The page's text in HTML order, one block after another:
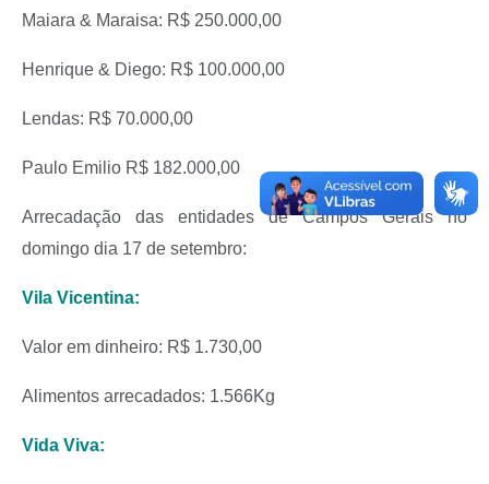
Maiara & Maraisa: R$ 250.000,00
Henrique & Diego: R$ 100.000,00
Lendas: R$ 70.000,00
Paulo Emilio R$ 182.000,00
Arrecadação das entidades de Campos Gerais no
domingo dia 17 de setembro:
Vila Vicentina:
Valor em dinheiro: R$ 1.730,00
Alimentos arrecadados: 1.566Kg
Vida Viva: